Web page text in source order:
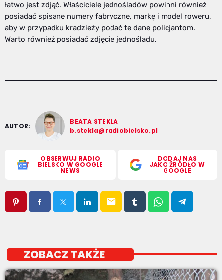
łatwo jest zdjąć. Właściciele jednośladów powinni również
posiadać spisane numery fabryczne, markę i model roweru,
aby w przypadku kradzieży podać te dane policjantom.
Warto również posiadać zdjęcie jednośladu.
AUTOR:
BEATA STEKLA
b.stekla@radiobielsko.pl
OBSERWUJ RADIO
BIELSKO W GOOGLE
NEWS
DODAJ NAS
JAKO ŹRÓDŁO W
GOOGLE
email
ZOBACZ TAKŻE